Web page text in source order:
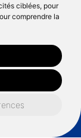
ciblées, pour
comprendre la